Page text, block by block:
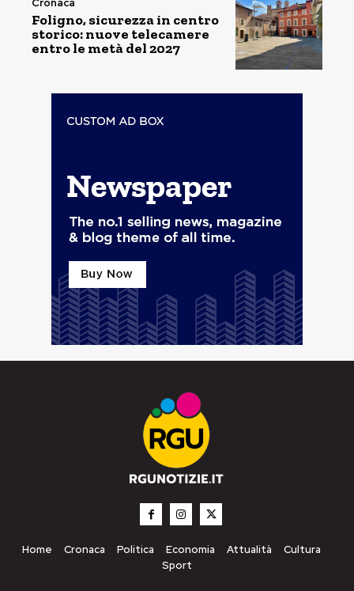
Foligno, sicurezza in centro
storico: nuove telecamere
entro le metà del 2027
Home Cronaca Politica Economia Attualità
Cultura
Sport